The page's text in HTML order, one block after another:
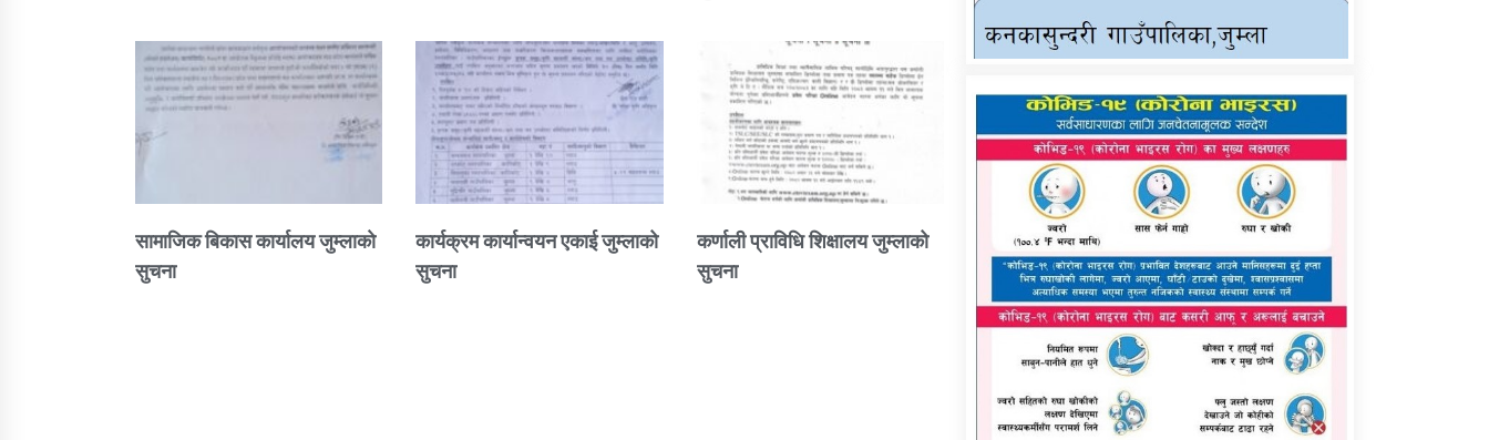
सामाजिक बिकास कार्यालय जुम्लाकाे
सुचना
कार्यक्रम कार्यान्वयन एकाई जुम्लाको
सुचना
कर्णाली प्राविधि शिक्षालय जुम्लाको
सुचना